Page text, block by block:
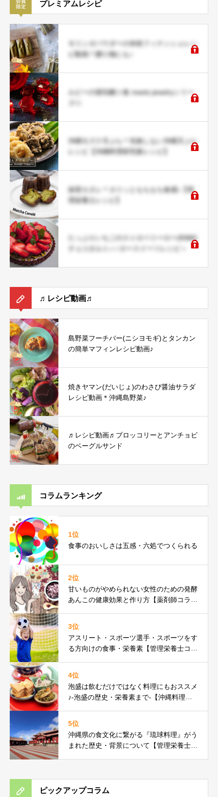
プレミアムレシピ
モリンガパウダーの米粉フィナンシェレシ
ピ動画＊贈り物にも♪
ルビーの琥珀糖☆食 meets jewelryシリー
沖縄モズク天ぷら＊失敗しない沖縄天ぷら
レシピ【沖縄料理研究家レシピ】
抹茶カヌレ＊カリッともちもち食感♪【管
理栄養士レシピ】
たっぷりいちごのストロベリーロー(RAW)
♬レシピ動画♬
島野菜フーチバー(ニシヨモギ)とタンカン
の簡単マフィンレシピ動画♪
焼きヤマン(だいじょ)のわさび醤油サラダ
レシピ動画＊沖縄島野菜♪
♬レシピ動画♬ブロッコリーとアンチョビ
のベーグルサンド
コラムランキング
1位
食事のおいしさは五感・六処でつくられる
2位
甘いものがやめられない女性のための発酵
あんこの健康効果と作り方【薬剤師コラ
3位
アスリート・スポーツ選手・スポーツをす
る方向けの食事・栄養素【管理栄養士コラ
4位
泡盛は飲むだけではなく料理にもおススメ
♪-泡盛の歴史・栄養素まで-【沖縄料理研
5位
沖縄県の食文化に繋がる『琉球料理』がう
まれた歴史・背景について【管理栄養士コ
ピックアップコラム